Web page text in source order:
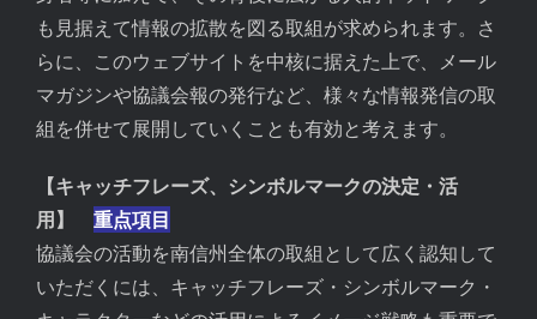
も見据えて情報の拡散を図る取組が求められます。さ
らに、このウェブサイトを中核に据えた上で、メール
マガジンや協議会報の発行など、様々な情報発信の取
組を併せて展開していくことも有効と考えます。
【キャッチフレーズ、シンボルマークの決定・活
用】 重点項目
協議会の活動を南信州全体の取組として広く認知して
いただくには、キャッチフレーズ・シンボルマーク・